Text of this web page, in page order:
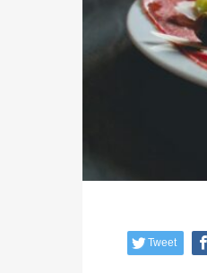
Tweet